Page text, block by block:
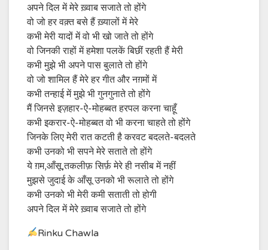
अपने दिल में मेरे ख़्वाब सजाते तो होंगे
वो जो हर वक़्त बसे हैं ख़्यालों में मेरे
कभी मेरी यादों में वो भी खो जाते तो होंगे
वो जिनकी राहों में हमेशा पलकें बिछीं रहती हैं मेरी
कभी मुझे भी अपने पास बुलाते तो होंगे
वो जो शामिल हैं मेरे हर गीत और नग़मों में
कभी तन्हाई में मुझे भी गुनगुनाते तो होंगे
मैं जिनसे इज़हार-ऐ-मोहब्बत हरपल करना चाहूँ
कभी इकरार-ऐ-मोहब्बत वो भी करना चाहते तो होंगे
जिनके लिए मेरी रात कटती है करवट बदलते-बदलते
कभी उनको भी सपने मेरे सताते तो होंगे
ये ग़म,आँसू,तकलीफ़ सिर्फ़ मेरे ही नसीब में नहीं
मुझसे जुदाई के आँसू उनको भी रूलाते तो होंगे
कभी उनको भी मेरी कमी सताती तो होगी
अपने दिल में मेरे ख़्वाब सजाते तो होंगे
Rinku Chawla